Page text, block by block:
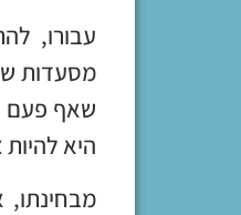
עבורו,
מסעדות
שאף פעם
היא